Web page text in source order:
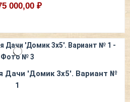
000,00 ₽
Дачи 'Домик 3х5'. Вариант №
1